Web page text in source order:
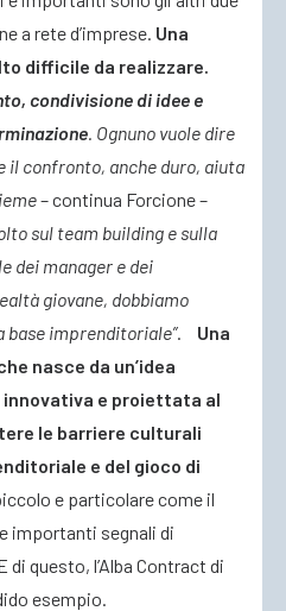
a rete d’imprese. Una
difficile da realizzare.
condivisione di idee e
. Ognuno vuole dire
il confronto, anche duro, aiuta
– continua Forcione –
sul team building e sulla
dei manager e dei
giovane, dobbiamo
base imprenditoriale”.
Una
nasce da un’idea
e proiettata al
le barriere culturali
e del gioco di
e particolare come il
importanti segnali di
questo, l’Alba Contract di
esempio.